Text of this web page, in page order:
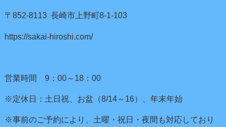
〒852-8113 長崎市上野町8-1-103
https://sakai-hiroshi.com/
営業時間 9：00～18：00
※定休日：土日祝、お盆（8/14～16）、年末年始
※事前のご予約により、土曜・祝日・夜間も対応しており